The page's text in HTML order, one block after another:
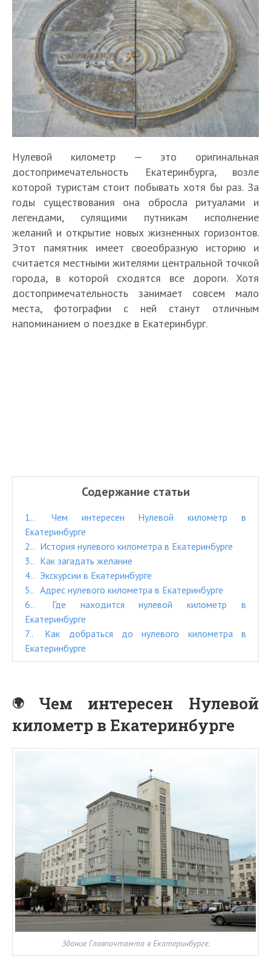
Нулевой километр — это оригинальная
достопримечательность Екатеринбурга, возле
которой туристам стоит побывать хотя бы раз. За
годы существования она обросла ритуалами и
легендами, сулящими путникам исполнение
желаний и открытие новых жизненных горизонтов.
Этот памятник имеет своеобразную историю и
считается местными жителями центральной точкой
города, в которой сходятся все дороги. Хотя
достопримечательность занимает совсем мало
места, фотографии с ней станут отличным
напоминанием о поездке в Екатеринбург.
Содержание статьи
1.
Чем интересен Нулевой километр в
Екатеринбурге
2.
История нулевого километра в Екатеринбурге
3.
Как загадать желание
4.
Экскурсии в Екатеринбурге
5.
Адрес нулевого километра в Екатеринбурге
6.
Где находится нулевой километр в
Екатеринбурге
7.
Как добраться до нулевого километра в
Екатеринбурге
Чем интересен Нулевой
километр в Екатеринбурге
Здание Главпочтамта в Екатеринбурге.